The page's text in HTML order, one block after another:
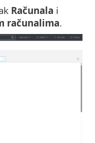
Računala i
računalima.